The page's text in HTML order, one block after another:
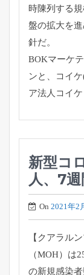
時陳列する規
盤の拡大を進
針だ。
BOKマーケ
ンと、
コイ
ア法人コイケ
新型コ
人、7
On 2021年2
【クアラル
（MOH）は
の新規感染